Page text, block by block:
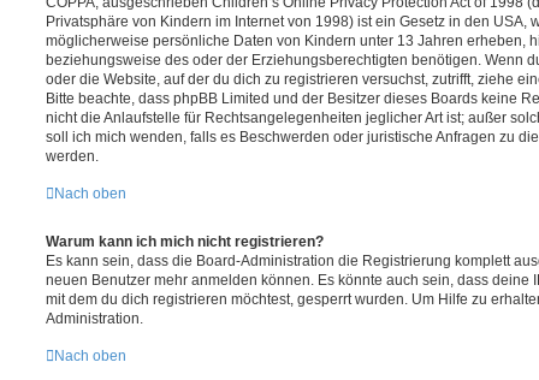
Privatsphäre von Kindern im Internet von 1998) ist ein Gesetz in den USA,
möglicherweise persönliche Daten von Kindern unter 13 Jahren erheben,
beziehungsweise des oder der Erziehungsberechtigten benötigen. Wenn
oder die Website, auf der du dich zu registrieren versuchst, zutrifft, ziehe
Bitte beachte, dass phpBB Limited und der Besitzer dieses Boards keine
nicht die Anlaufstelle für Rechtsangelegenheiten jeglicher Art ist; außer
soll ich mich wenden, falls es Beschwerden oder juristische Anfragen zu
werden.
Nach oben
Warum kann ich mich nicht registrieren?
Es kann sein, dass die Board-Administration die Registrierung komplett
neuen Benutzer mehr anmelden können. Es könnte auch sein, dass deine
mit dem du dich registrieren möchtest, gesperrt wurden. Um Hilfe zu
Administration.
Nach oben